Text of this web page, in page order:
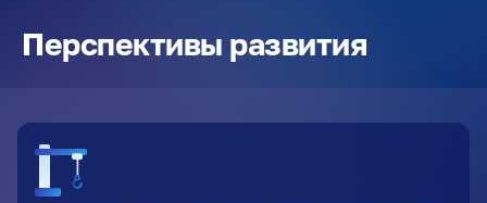
Перспективы развития